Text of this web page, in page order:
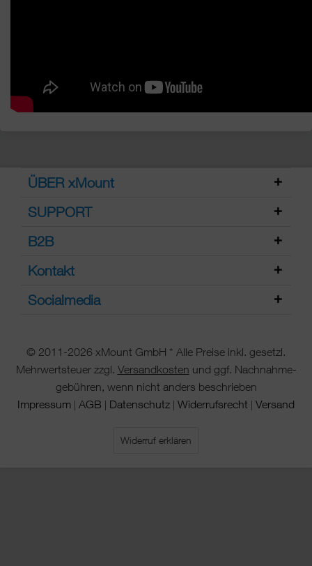
ÜBER xMount
SUPPORT
B2B
Kontakt
Socialmedia
© 2011-2026 xMount GmbH * Alle Preise inkl. gesetzl.
Mehrwertsteuer zzgl. Versandkosten und ggf. Nachnahme-
gebühren, wenn nicht anders beschrieben
Impressum
AGB Datenschutz Widerrufsrecht Versand
Widerruf erklären